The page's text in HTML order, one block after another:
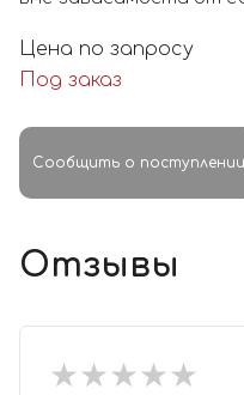
Цена по запросу
Под заказ
Сообщить о поступлении
Отзывы
★★★★★
★★★★★